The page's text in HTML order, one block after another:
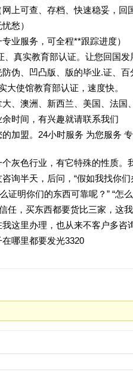
上可查、存档、快速稳妥，回
忧愁）
业服务，可全程**跟踪进度）
真实教育部认证。让您回国发
伪、凹凸版、版的毕业.证、百
大使馆教育部认证，速度快。
、澳洲、新西兰、美国、法国
时间，有兴趣就请联系我们
加盟。24小时服务 为您服务 专
灰色行业，有它特殊的性质。
询半天，后问，“假如我找你
证明你们的东西可靠呢？” “怎
任，买东西都要货比三家，这
这里办理，也从来不客户多咨
哪里都要发光3320